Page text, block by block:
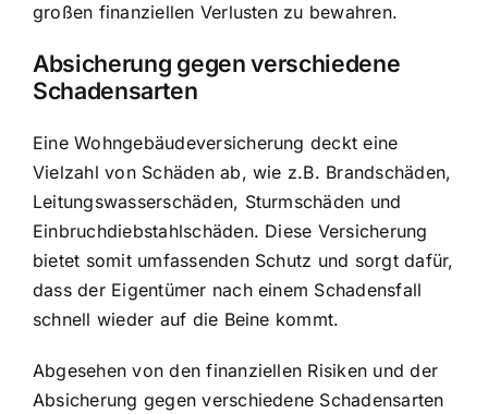
großen finanziellen Verlusten zu bewahren.
Absicherung gegen verschiedene
Schadensarten
Eine Wohngebäudeversicherung deckt eine
Vielzahl von Schäden ab, wie z.B. Brandschäden,
Leitungswasserschäden, Sturmschäden und
Einbruchdiebstahlschäden. Diese Versicherung
bietet somit umfassenden Schutz und sorgt dafür,
dass der Eigentümer nach einem Schadensfall
schnell wieder auf die Beine kommt.
Abgesehen von den finanziellen Risiken und der
Absicherung gegen verschiedene Schadensarten